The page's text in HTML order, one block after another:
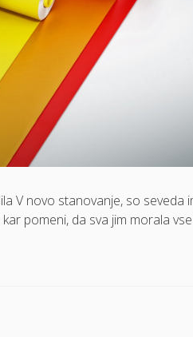
V novo stanovanje, so seveda
pomeni, da sva jim morala